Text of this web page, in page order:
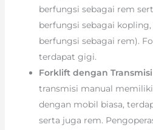
berfungsi sebagai rem
berfungsi sebagai
berfungsi sebagai rem).
terdapat gigi.
Forklift dengan
transmisi manual
dengan mobil biasa,
serta juga rem.